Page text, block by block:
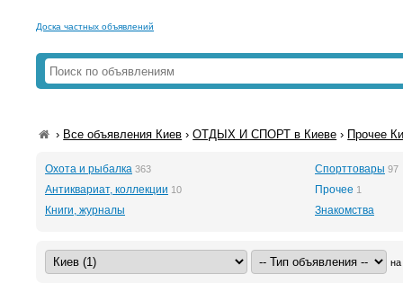
Доска частных объявлений
› Все объявления Киев ›ОТДЫХ И СПОРТ в Киеве › Прочее
Охота и рыбалка 363 Спорттовары 97
Антиквариат, коллекции 10 Прочее 1
Книги, журналы Знакомства
на